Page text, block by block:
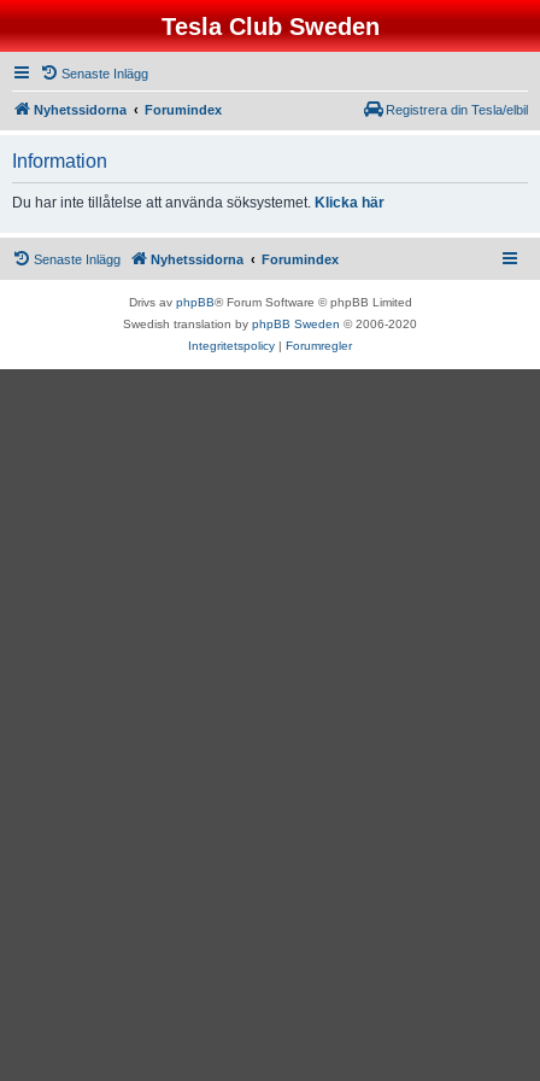
Tesla Club Sweden
Senaste Inlägg
Nyhetssidorna Forumindex Registrera din Tesla/elbil
Information
Du har inte tillåtelse att använda söksystemet. Klicka här
Senaste Inlägg Nyhetssidorna Forumindex
Drivs av phpBB® Forum Software © phpBB Limited
Swedish translation by phpBB Sweden © 2006-2020
Integritetspolicy | Forumregler